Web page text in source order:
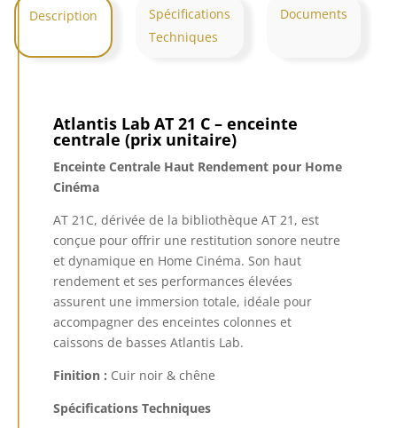
Description
Spécifications
Techniques
Documents
Atlantis Lab AT 21 C – enceinte
centrale (prix unitaire)
Enceinte Centrale Haut Rendement pour Home
Cinéma
AT 21C, dérivée de la bibliothèque AT 21, est
conçue pour offrir une restitution sonore neutre
et dynamique en Home Cinéma. Son haut
rendement et ses performances élevées
assurent une immersion totale, idéale pour
accompagner des enceintes colonnes et
caissons de basses Atlantis Lab.
Finition : Cuir noir & chêne
Spécifications Techniques